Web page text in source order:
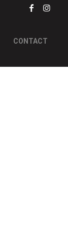
CONTACT